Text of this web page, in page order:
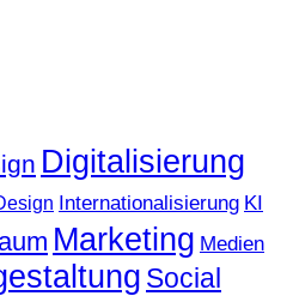
Digitalisierung
Internationalisierung KI
Marketing Medien
Social